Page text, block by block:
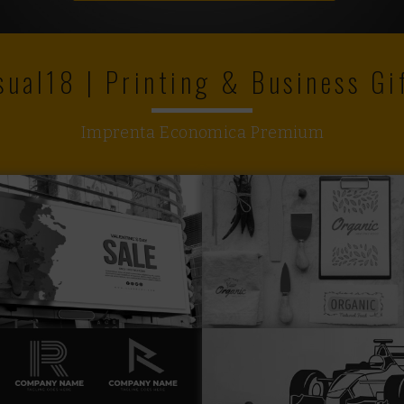
| Printing & Business
Imprenta Economica Premium